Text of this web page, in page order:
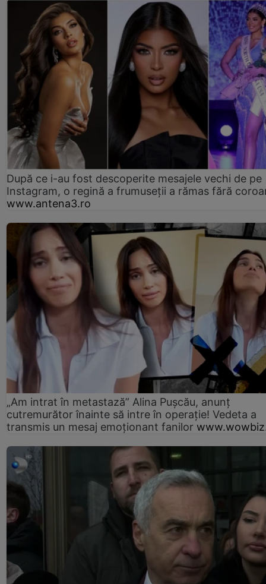
După ce i-au fost descoperite mesajele vechi de pe
Instagram, o regină a frumuseții a rămas fără
www.antena3.ro
„Am intrat în metastază” Alina Pușcău, anunț
cutremurător înainte să intre în operație! Vedeta a
transmis un mesaj emoționant fanilor